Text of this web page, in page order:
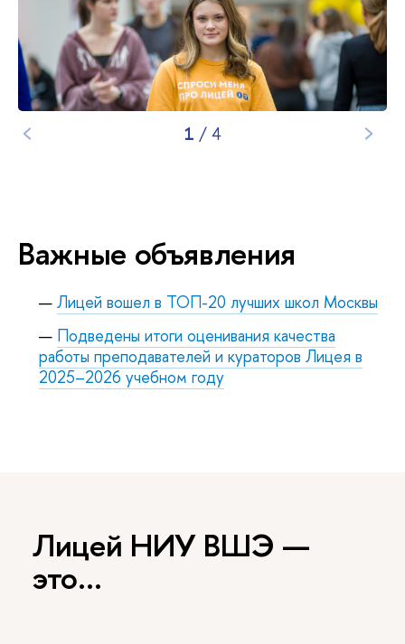
1 / 4
Важные объявления
Лицей вошел в ТОП-20 лучших школ Москвы
Подведены итоги оценивания качества
работы преподавателей и кураторов Лицея в
2025–2026 учебном году
Лицей НИУ ВШЭ —
это…